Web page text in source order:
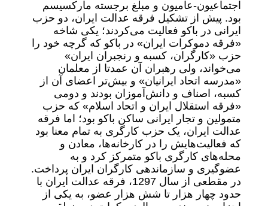
اجتماعیون-عامیون و مبلغ برجسته مارکسیسم
بود. پیش از تشکیل فرقه عدالت ایران، دو حزب
ایرانی در باکو فعالیت می‌کردند؛ یکی شاخه
«فرقه دموکرات ایران» در باکو که گرچه خود را
حزب «کارگران، کسبه و رنجبران ایران»
می‌خواند، ولی رهبران آن عمدتا از معلمان
«مدرسه اتحاد ایرانیان» و بیش‌تر اعضای آن از
کسبه، اصناف و دانش‌آموزان بودند و دومی
«فرقه استقلال ایران و اتحاد اسلام» که حزب
متمولین و تجار ایرانی ساکن باکو بود؛ اما فرقه
عدالت ایران، یک حزب کارگری به تمام ‌معنا بود
که فعالیت‌هایش را در کارخانه‌ها، معادن و
محله‌های کارگری باکو متمرکز کرد و به
عضوگیری و سازماندهی کارگران ایران پرداخت.
در مقطعی از سال 1297، فرقه عدالت ایران با
حدود چهار هزار تا شش هزار عضو، به یکی از